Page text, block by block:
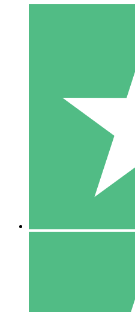
Betala per användning
1
10